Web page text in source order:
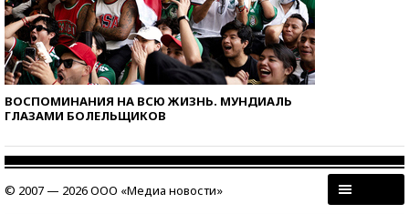
ВОСПОМИНАНИЯ НА ВСЮ ЖИЗНЬ. МУНДИАЛЬ
ГЛАЗАМИ БОЛЕЛЬЩИКОВ
© 2007 — 2026 ООО «Медиа новости»